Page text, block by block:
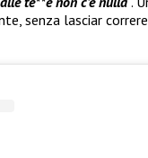
senza lasciar